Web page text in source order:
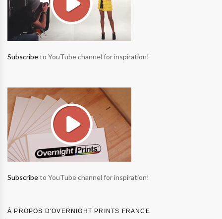
Subscribeto YouTube channel for inspiration!
Subscribeto YouTube channel for inspiration!
À PROPOS D'OVERNIGHT PRINTS FRANCE